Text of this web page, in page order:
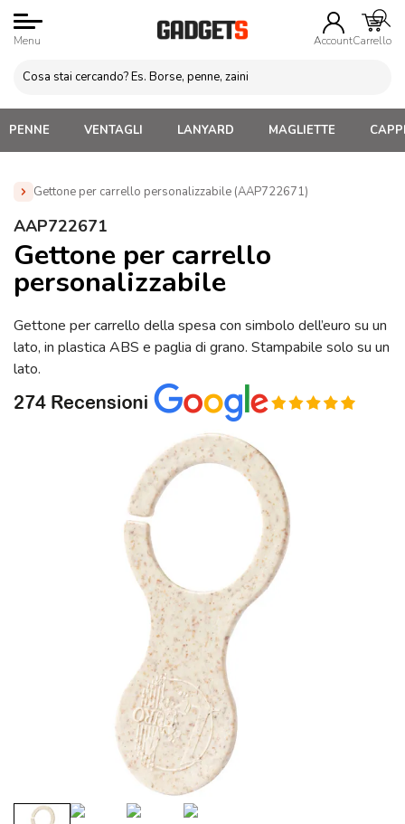
Menu AccountCarrello
PENNE VENTAGLI LANYARD MAGLIETTE
Gettone per carrello personalizzabile (AAP722671)
Home » Portachiavi Personalizzati
(AAP722671)
AAP722671
Gettone per carrello
personalizzabile
Gettone per carrello della spesa con simbolo dell’euro su un
lato, in plastica ABS e paglia di grano. Stampabile solo su un
lato.